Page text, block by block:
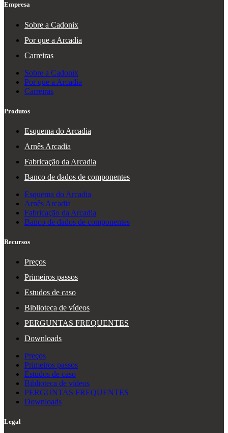
Empresa
Sobre a Cadonix
Por que a Arcadia
Carreiras
Sobre a Cadonix
Por que a Arcadia
Carreiras
Produtos
Esquema do Arcadia
Arnês Arcadia
Fabricação da Arcadia
Banco de dados de componentes
Esquema do Arcadia
Arnês Arcadia
Fabricação da Arcadia
Banco de dados de componentes
Recursos
Preços
Primeiros passos
Estudos de caso
Biblioteca de vídeos
PERGUNTAS FREQUENTES
Downloads
Preços
Primeiros passos
Estudos de caso
Biblioteca de vídeos
PERGUNTAS FREQUENTES
Downloads
Legal